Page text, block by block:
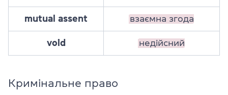
mutual assent взаємна згода
void недійсний
Кримінальне право